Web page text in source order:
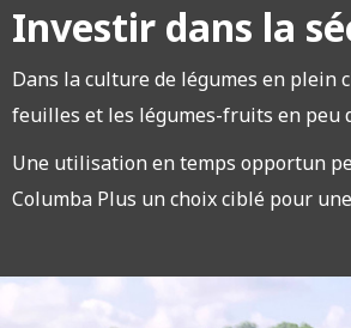
Investir dans la
Dans la culture de légumes en plein
feuilles et les légumes-fruits en peu
Une utilisation en temps opportun
Columba Plus un choix ciblé pour